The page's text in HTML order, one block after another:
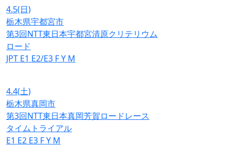
4.5(日)
栃木県宇都宮市
第3回NTT東日本宇都宮清原クリテリウム
ロード
JPT E1 E2/E3 FY M
4.4(土)
栃木県真岡市
第3回NTT東日本真岡芳賀ロードレース
タイムトライアル
E1 E2 E3 FY M